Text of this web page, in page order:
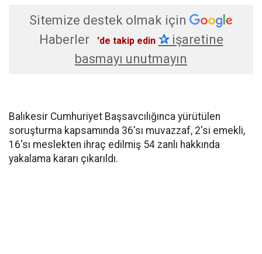
Sitemize destek olmak için
Haberler
'de takip edin ✰işaretine
basmayı unutmayın
Balıkesir Cumhuriyet Başsavcılığınca yürütülen
soruşturma kapsamında 36'sı muvazzaf, 2'si emekli,
16'sı meslekten ihraç edilmiş 54 zanlı hakkında
yakalama kararı çıkarıldı.